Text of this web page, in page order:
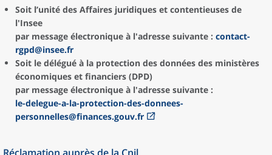
Soit l’unité des Affaires juridiques et contentieuses de
l'Insee
par message électronique à l'adresse suivante : contact-
rgpd@insee.fr
Soit le délégué à la protection des données des ministères
économiques et financiers (DPD)
par message électronique à l'adresse suivante :
le-delegue-a-la-protection-des-donnees-
personnelles@finances.gouv.fr